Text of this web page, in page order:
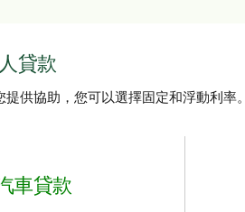
貸款
供協助，您可以選擇固定和浮動利率。
車貸款